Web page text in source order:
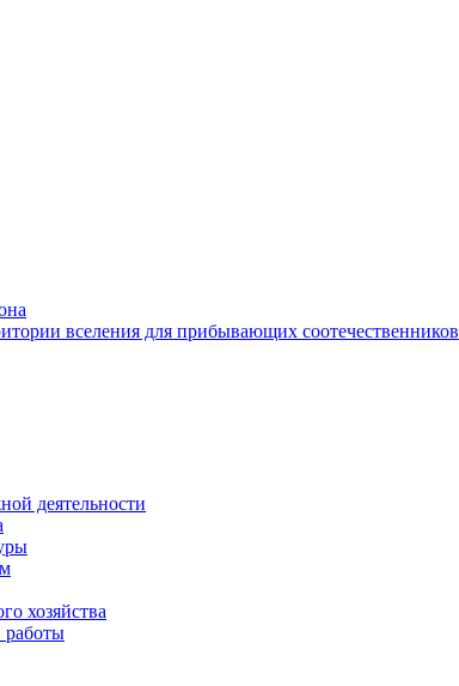
вселения для прибывающих соотечественников
деятельности
хозяйства
работы